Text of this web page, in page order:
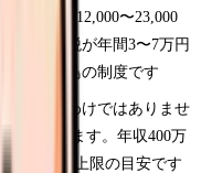
る：
月額12,000〜23,000
・住民税が年間3〜7万円
一石二鳥の制度です
接増えるわけではありませ
品が届きます。年収400万
6万円が上限の目安です